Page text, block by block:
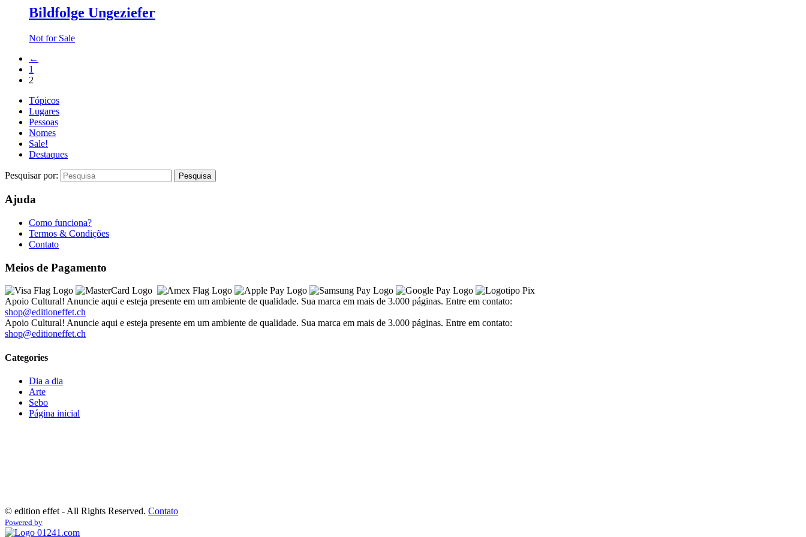
Bildfolge Ungeziefer
Not for Sale
←
1
2
Tópicos
Lugares
Pessoas
Nomes
Sale!
Destaques
Pesquisar por:
Ajuda
Como funciona?
Termos & Condições
Contato
Meios de Pagamento
Apoio Cultural! Anuncie aqui e esteja presente em um ambiente de qualidade. Sua marca em mais de 3.000 páginas. Entre em contato:
shop@editioneffet.ch
Apoio Cultural! Anuncie aqui e esteja presente em um ambiente de qualidade. Sua marca em mais de 3.000 páginas. Entre em contato:
shop@editioneffet.ch
Categories
Dia a dia
Arte
Sebo
Página inicial
© edition effet - All Rights Reserved. Contato
Powered by